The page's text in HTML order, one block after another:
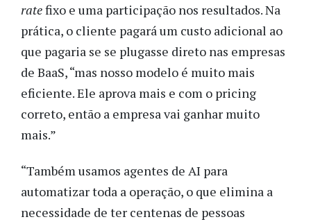
ratefixo e uma participação nos resultados. Na
prática, o cliente pagará um custo adicional ao
que pagaria se se plugasse direto nas empresas
de BaaS, “mas nosso modelo é muito mais
eficiente. Ele aprova mais e com o pricing
correto, então a empresa vai ganhar muito
mais.”
“Também usamos agentes de AI para
automatizar toda a operação, o que elimina a
necessidade de ter centenas de pessoas